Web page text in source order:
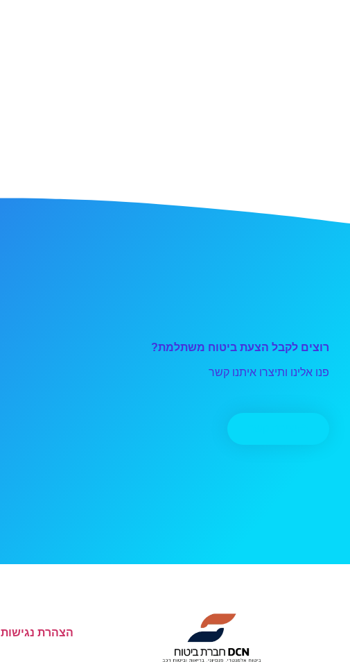
רוצים לקבל הצעת ביטוח משתלמת?
פנו אלינו ותיצרו איתנו קשר
הצהרת נגישות